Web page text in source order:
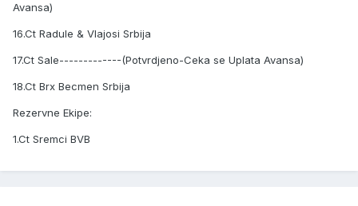
Avansa)
16.Ct Radule & Vlajosi Srbija
17.Ct Sale-------------(Potvrdjeno-Ceka se Uplata Avansa)
18.Ct Brx Becmen Srbija
Rezervne Ekipe:
1.Ct Sremci BVB